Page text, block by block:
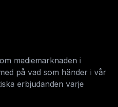
mediemarknaden i
på vad som händer i vår
erbjudanden varje